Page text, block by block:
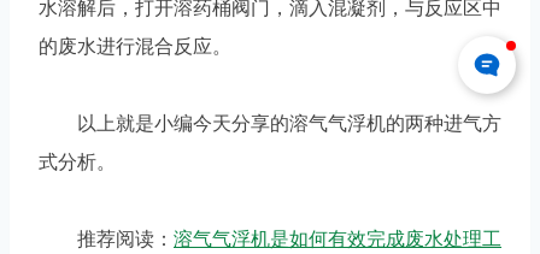
水溶解后，打开溶药桶阀门，滴入混凝剂，与反应区中
的废水进行混合反应。
以上就是小编今天分享的溶气气浮机的两种进气方
式分析。
推荐阅读： 溶气气浮机是如何有效完成废水处理工